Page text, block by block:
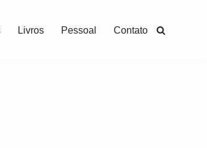
Livros Pessoal Contato